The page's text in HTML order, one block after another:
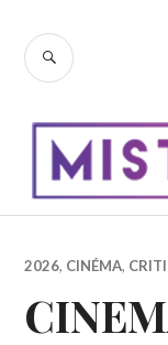
contenu
RECHERCHE
2026, CINÉMA,